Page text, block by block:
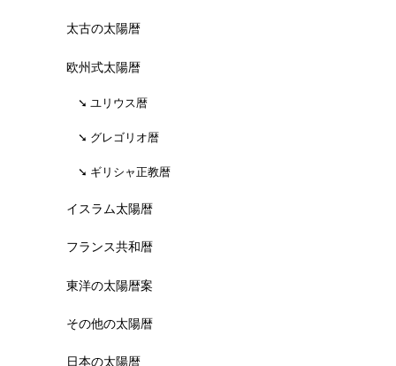
太古の太陽暦
欧州式太陽暦
ユリウス暦
グレゴリオ暦
ギリシャ正教暦
イスラム太陽暦
フランス共和暦
東洋の太陽暦案
その他の太陽暦
日本の太陽暦